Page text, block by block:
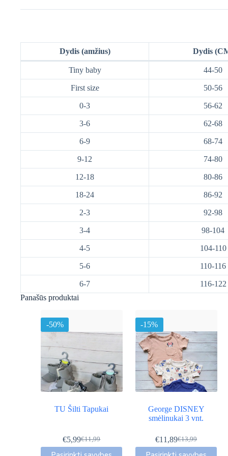
Dydis (amžius) Dydis
Tiny baby 44-50
First size 50-56
0-3 56-62
3-6 62-68
6-9 68-74
9-12 74-80
12-18 80-86
18-24 86-92
2-3 92-98
3-4 98-104
4-5 104-110
5-6 110-116
6-7
116-122
Panašūs produktai
-50%
TU Šilti Tapukai
€11,99
Original
price
€5,99Current
price
This
-15%
George DISNEY
smėlinukai 3 vnt.
€13,99
Original
price
€11,89Current
price
This